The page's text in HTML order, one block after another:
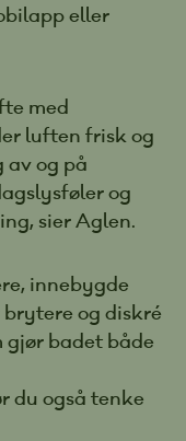
eller
med
luften frisk og
av og på
og
sier Aglen.
innebygde
og diskré
badet både
du også tenke